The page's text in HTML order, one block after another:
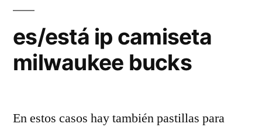
es/está ip camiseta
milwaukee bucks
En estos casos hay también pastillas para